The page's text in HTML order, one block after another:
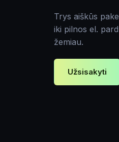
Trys aiškūs
iki pilnos el.
žemiau.
Užsisakyti